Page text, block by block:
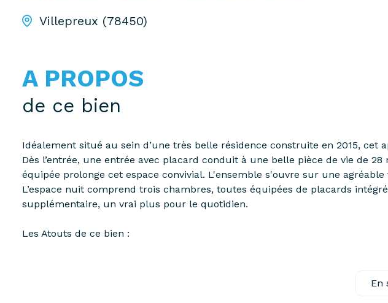
Villepreux (78450)
A PROPOS
de ce bien
Idéalement situé au sein d’une très belle résidence construite en 2015,
Dès l’entrée, une entrée avec placard conduit à une belle pièce de vie de
équipée prolonge cet espace convivial. L'ensemble s'ouvre sur une
L’espace nuit comprend trois chambres, toutes équipées de placards
supplémentaire, un vrai plus pour le quotidien.
Les Atouts de ce bien :
Pour plus d’informations ou organiser une visite, contactez C.Herman au
En